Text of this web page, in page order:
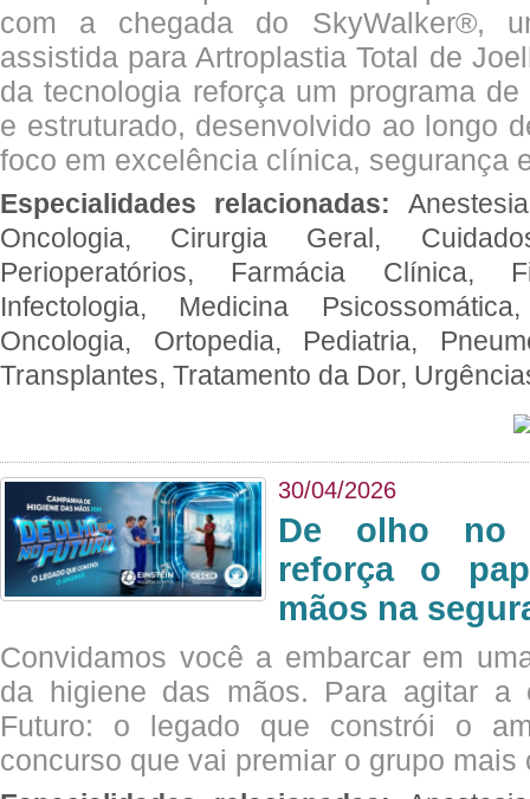
com a chegada do SkyWalker®,
assistida para Artroplastia Total de
da tecnologia reforça um programa
e estruturado, desenvolvido ao longo
foco em excelência clínica, segurança
Especialidades relacionadas:
Oncologia, Cirurgia Geral,
Perioperatórios, Farmácia Clínica,
Infectologia, Medicina
Oncologia, Ortopedia, Pediatria,
Transplantes, Tratamento da Dor,
30/04/2026
De olho no
reforça o
mãos na
Convidamos você a embarcar em
da higiene das mãos. Para agitar a
Futuro: o legado que constrói o
concurso que vai premiar o grupo mais